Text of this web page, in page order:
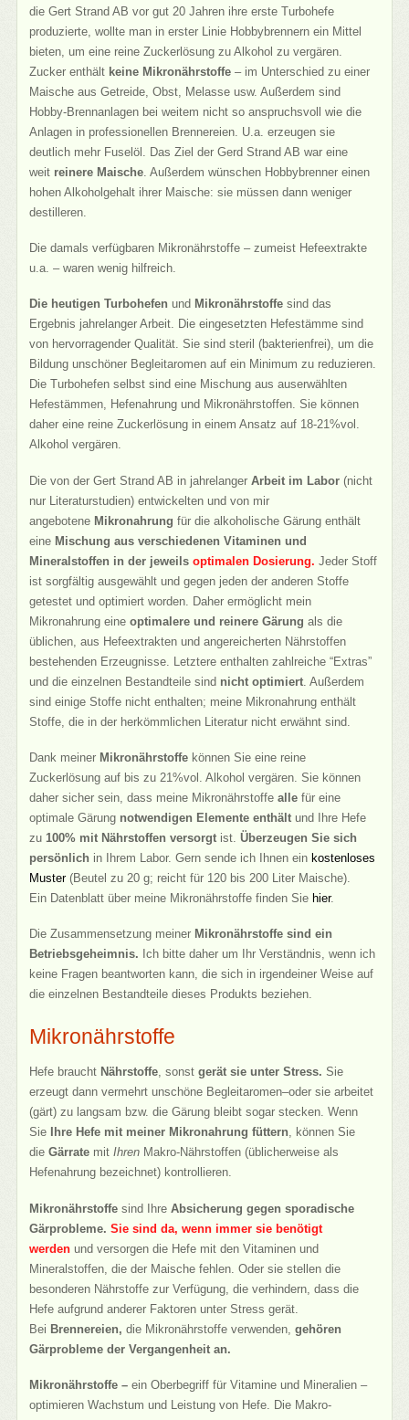
die Gert Strand AB vor gut 20 Jahren ihre erste Turbohefe
produzierte, wollte man in erster Linie Hobbybrennern ein Mittel
bieten, um eine reine Zuckerlösung zu Alkohol zu vergären.
Zucker enthält keine Mikronährstoffe – im Unterschied zu einer
Maische aus Getreide, Obst, Melasse usw. Außerdem sind
Hobby-Brennanlagen bei weitem nicht so anspruchsvoll wie die
Anlagen in professionellen Brennereien. U.a. erzeugen sie
deutlich mehr Fuselöl. Das Ziel der Gerd Strand AB war eine
weit reinere Maische . Außerdem wünschen Hobbybrenner einen
hohen Alkoholgehalt ihrer Maische: sie müssen dann weniger
destilleren.
Die damals verfügbaren Mikronährstoffe – zumeist Hefeextrakte
u.a. – waren wenig hilfreich.
Die heutigen Turbohefenund Mikronährstoffe sind das
Ergebnis jahrelanger Arbeit. Die eingesetzten Hefestämme sind
von hervorragender Qualität. Sie sind steril (bakterienfrei), um die
Bildung unschöner Begleitaromen auf ein Minimum zu reduzieren.
Die Turbohefen selbst sind eine Mischung aus auserwählten
Hefestämmen, Hefenahrung und Mikronährstoffen. Sie können
daher eine reine Zuckerlösung in einem Ansatz auf 18-21%vol.
Alkohol vergären.
Die von der Gert Strand AB in jahrelangerArbeit im Labor (nicht
nur Literaturstudien) entwickelten und von mir
angebotene Mikronahrung für die alkoholische Gärung enthält
eine Mischung aus verschiedenen Vitaminen und
Mineralstoffen in der jeweils optimalen Dosierung.Jeder Stoff
ist sorgfältig ausgewählt und gegen jeden der anderen Stoffe
getestet und optimiert worden. Daher ermöglicht mein
Mikronahrung eineoptimalere und reinere Gärung als die
üblichen, aus Hefeextrakten und angereicherten Nährstoffen
bestehenden Erzeugnisse. Letztere enthalten zahlreiche “Extras”
und die einzelnen Bestandteile sind nicht optimiert . Außerdem
sind einige Stoffe nicht enthalten; meine Mikronahrung enthält
Stoffe, die in der herkömmlichen Literatur nicht erwähnt sind.
Dank meiner Mikronährstoffe können Sie eine reine
Zuckerlösung auf bis zu 21%vol. Alkohol vergären. Sie können
daher sicher sein, dass meine Mikronährstoffealle für eine
optimale Gärung notwendigen Elemente enthält und Ihre Hefe
zu 100% mit Nährstoffen versorgt ist.Überzeugen Sie sich
persönlich in Ihrem Labor. Gern sende ich Ihnen ein kostenloses
Muster(Beutel zu 20 g; reicht für 120 bis 200 Liter Maische).
Ein Datenblatt über meine Mikronährstoffe finden Sie hier.
Die Zusammensetzung meiner Mikronährstoffe sind ein
Betriebsgeheimnis. Ich bitte daher um Ihr Verständnis, wenn ich
keine Fragen beantworten kann, die sich in irgendeiner Weise auf
die einzelnen Bestandteile dieses Produkts beziehen.
Mikronährstoffe
Hefe braucht Nährstoffe, sonstgerät sie unter Stress. Sie
erzeugt dann vermehrt unschöne Begleitaromen–oder sie arbeitet
(gärt) zu langsam bzw. die Gärung bleibt sogar stecken. Wenn
Sie
Ihre Hefe mit meiner Mikronahrung füttern, können Sie
dieGärrate mitIhren Makro-Nährstoffen (üblicherweise als
Hefenahrung bezeichnet) kontrollieren.
Mikronährstoffe sind IhreAbsicherung gegen sporadische
Gärprobleme. Sie sind da, wenn immer sie benötigt
werden und versorgen die Hefe mit den Vitaminen und
Mineralstoffen, die der Maische fehlen. Oder sie stellen die
besonderen Nährstoffe zur Verfügung, die verhindern, dass die
Hefe aufgrund anderer Faktoren unter Stress gerät.
Bei Brennereien, die Mikronährstoffe verwenden,gehören
Gärprobleme der Vergangenheit an.
Mikronährstoffe –ein Oberbegriff für Vitamine und Mineralien –
optimieren Wachstum und Leistung von Hefe. Die Makro-